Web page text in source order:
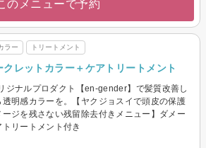
のメニューで予約
ラー トリートメント
レットカラー＋ケアトリートメント
ジナルプロダクト【en-gender】で髪質改善し
透明感カラーを。【ヤクジョスイで頭皮の保護
ージを残さない残留除去付きメニュー】ダメー
トリートメント付き